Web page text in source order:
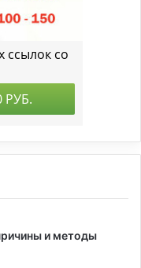
и методы